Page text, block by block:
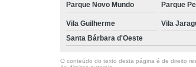
Parque Novo Mundo Parque
Vila Guilherme Vila
Santa Bárbara d'Oeste
O conteúdo do texto desta página é de direito